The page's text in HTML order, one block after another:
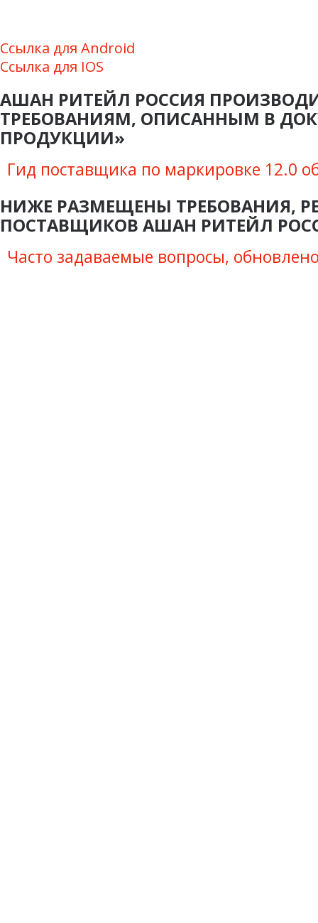
Ссылка для Android
Ссылка для IOS
АШАН РИТЕЙЛ РОССИЯ
ТРЕБОВАНИЯМ, ОПИСАННЫМ В
ПРОДУКЦИИ»
Гид поставщика по маркировке 12.0
НИЖЕ РАЗМЕЩЕНЫ ТРЕБОВАНИЯ,
ПОСТАВЩИКОВ АШАН РИТЕЙЛ
Часто задаваемые вопросы,